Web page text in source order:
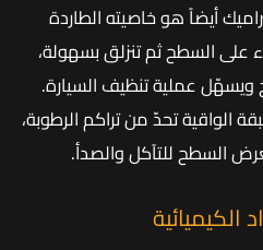
أيضاً هو خاصيته الطاردة
على السطح ثم تنزلق بسهولة،
عملية تنظيف السيارة.
الواقية تحدّ من تراكم الرطوبة،
السطح للتآكل والصدأ.